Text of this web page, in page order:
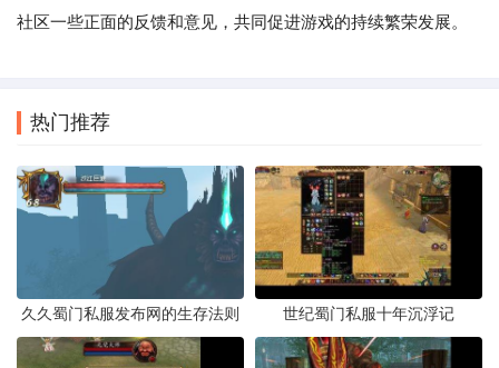
社区一些正面的反馈和意见，共同促进游戏的持续繁荣发展。
热门推荐
久久蜀门私服发布网的生存法则 世纪蜀门私服十年沉浮记